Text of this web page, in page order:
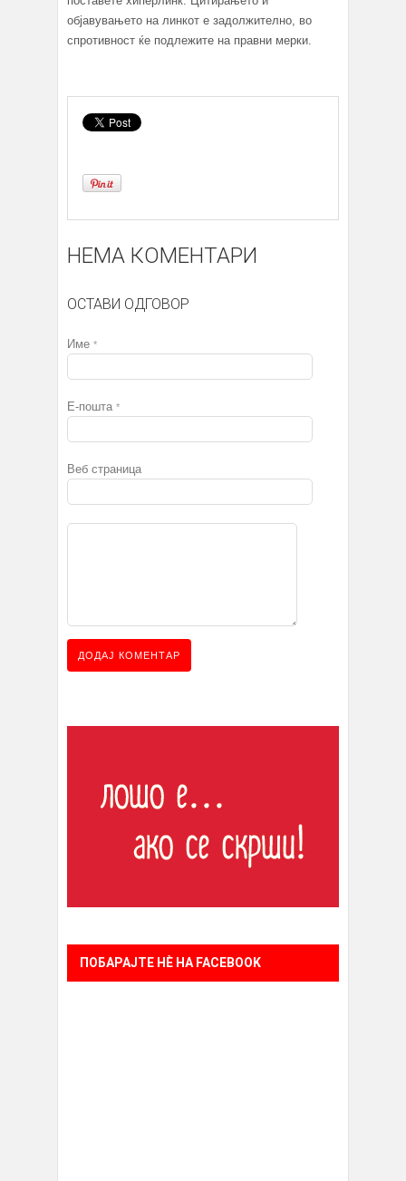
објавувањето на линкот е задолжително, во
спротивност ќе подлежите на правни мерки.
НЕМА КОМЕНТАРИ
ОСТАВИ ОДГОВОР
Име *
Е-пошта *
Веб страница
ПОБАРАЈТЕ НÈ НА FACEBOOK